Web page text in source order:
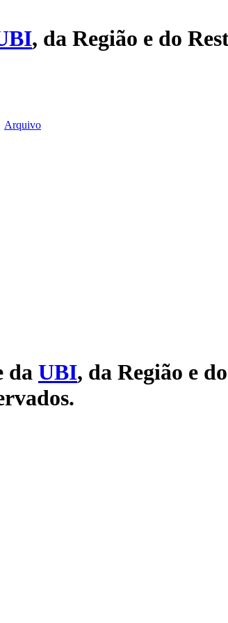
, da Região e do
Arquivo
da UBI, da Região e